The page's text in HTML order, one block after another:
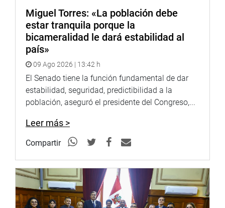
(FP), propuso que esta investigación debe llegar al más
alto nivel. “Hay una responsabilidad de los viceministros,
y esta investigación debe llegar a lo más alto nivel,
incluyendo a los ministros y altos mandos de la PNP”,
expresó.
Por su parte, Clayton Galván de Fuerza Popular, criticó el
incremento del presupuesto del sector de Interior. Su
porque habría personas inocentes que han sido
asesinados en las operaciones.
hechos deben investigarse a fondo y remarcó que la
seguridad ciudadana debe ser prioridad del sector de
Interior. “No me gusta llamarlo “escuadrón de la muerte”
porque estaríamos involucrando a la familia policial. Se
Miguel Torres: «La población debe
estar tranquila porque la
bicameralidad le dará estabilidad al
país»
09 Ago 2026 | 13:42 h
El Senado tiene la función fundamental de dar
estabilidad, seguridad, predictibilidad a la
población, aseguró el presidente del Congreso,...
Leer más >
Compartir